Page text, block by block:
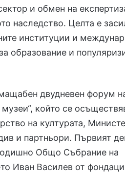
и обмен на
наследство. Целта е
институции и
образование и
двудневен форум
който се
на културата,
и партньори. Първият
Общо Събрание на
Иван Василев от